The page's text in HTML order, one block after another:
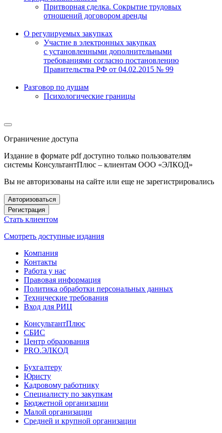
Притворная сделка. Сокрытие трудовых
отношений договором аренды
О регулируемых закупках
Участие в электронных закупках
с установленными дополнительными
требованиями согласно постановлению
Правительства РФ от 04.02.2015 № 99
Разговор по душам
Психологические границы
Ограничение доступа
Издание в формате pdf доступно только пользователям
системы КонсультантПлюс – клиентам ООО «ЭЛКОД»
Вы не авторизованы на сайте или еще не зарегистрировались
Авторизоваться
Регистрация
Стать клиентом
Смотреть доступные издания
Компания
Контакты
Работа у нас
Правовая информация
Политика обработки персональных данных
Технические требования
Вход для РИЦ
КонсультантПлюс
СБИС
Центр образования
PRO.ЭЛКОД
Бухгалтеру
Юристу
Кадровому работнику
Специалисту по закупкам
Бюджетной организации
Малой организации
Средней и крупной организации